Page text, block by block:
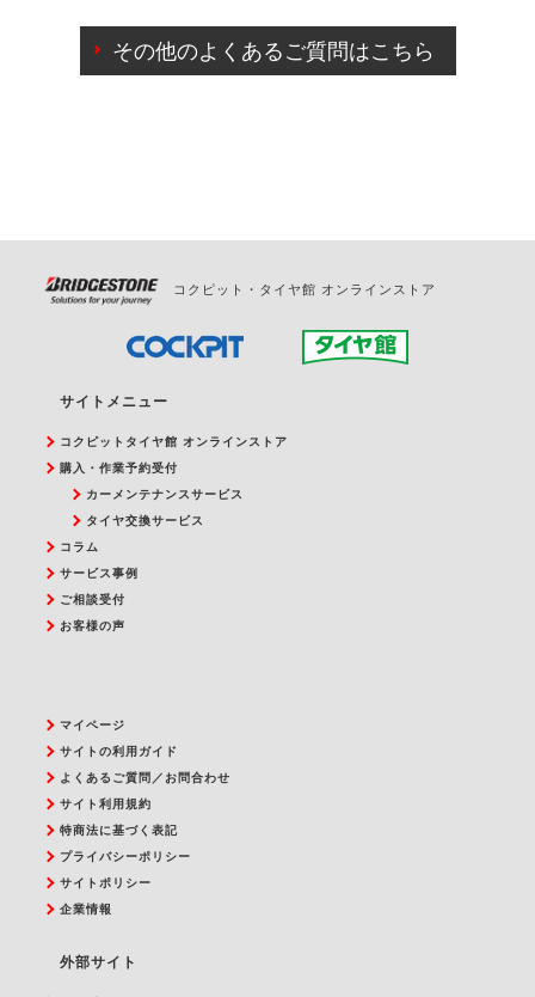
ご来店予約日の3営業日前を過ぎている場合のご予約
の日時変更につきましては、直接ご予約の店舗まで
その他のよくあるご質問はこちら
コクピット・タイヤ館 オンラインストア
サイトメニュー
コクピットタイヤ館 オンラインストア
購入・作業予約受付
カーメンテナンスサービス
タイヤ交換サービス
コラム
サービス事例
ご相談受付
お客様の声
マイページ
サイトの利用ガイド
よくあるご質問／お問合わせ
サイト利用規約
特商法に基づく表記
プライバシーポリシー
サイトポリシー
企業情報
外部サイト